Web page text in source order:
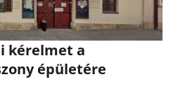
kérelmet a
épületére